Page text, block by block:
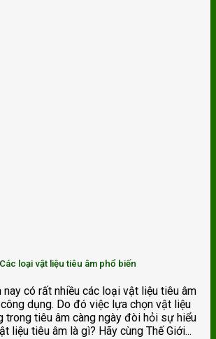
loại vật liệu tiêu âm phổ biến
nay có rất nhiều các loại vật liệu tiêu âm
công dụng. Do đó việc lựa chọn vật liệu
trong tiêu âm càng ngày đòi hỏi sự hiểu
liệu tiêu âm là gì? Hãy cùng Thế Giới...